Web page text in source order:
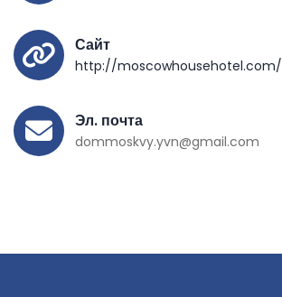
Сайт
http://moscowhousehotel.com/
Эл. почта
dommoskvy.yvn@gmail.com